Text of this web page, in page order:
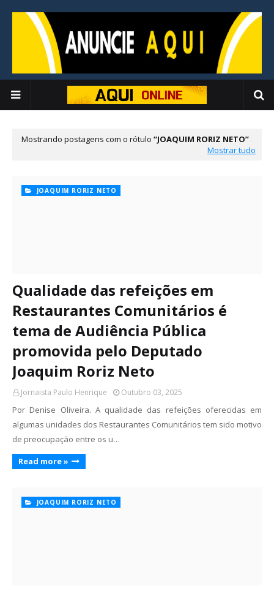
Mostrando postagens com o rótulo
JOAQUIM RORIZ NETO
Mostrar tudo
JOAQUIM RORIZ NETO
Qualidade das refeições em
Restaurantes Comunitários é
tema de Audiência Pública
promovida pelo Deputado
Joaquim Roriz Neto
Jornaista Paulo Henrique Outubro 03, 2025
Por Denise Oliveira. A qualidade das refeições oferecidas em
algumas unidades dos Restaurantes Comunitários tem sido motivo
de preocupação entre os u…
Read more »
JOAQUIM RORIZ NETO